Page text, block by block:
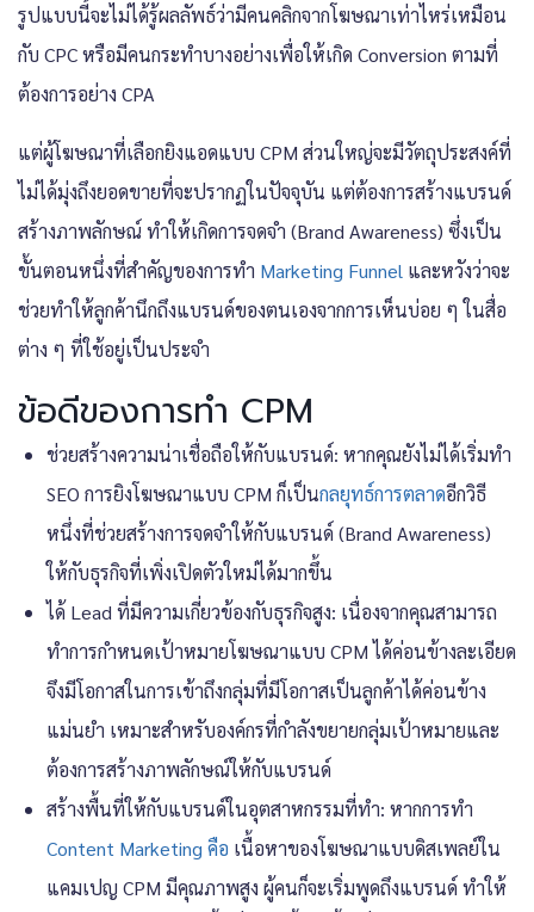
รูปแบบนี้จะไม่ได้รู้ผลลัพธ์ว่ามีคนคลิกจากโฆษณาเท่าไหร่เหมือน
กับ CPC หรือมีคนกระทำบางอย่างเพื่อให้เกิด Conversion ตามที่
ต้องการอย่าง CPA
แต่ผู้โฆษณาที่เลือกยิงแอดแบบ CPM ส่วนใหญ่จะมีวัตถุประสงค์ที่
ไม่ได้มุ่งถึงยอดขายที่จะปรากฏในปัจจุบัน แต่ต้องการสร้างแบรนด์
สร้างภาพลักษณ์ ทำให้เกิดการจดจำ (Brand Awareness) ซึ่งเป็น
ขั้นตอนหนึ่งที่สำคัญของการทำ Marketing Funnel และหวังว่าจะ
ช่วยทำให้ลูกค้านึกถึงแบรนด์ของตนเองจากการเห็นบ่อย ๆ ในสื่อ
ต่าง ๆ ที่ใช้อยู่เป็นประจำ
ข้อดีของการทำ CPM
ช่วยสร้างความน่าเชื่อถือให้กับแบรนด์: หากคุณยังไม่ได้เริ่มทำ
SEO การยิงโฆษณาแบบ CPM ก็เป็นกลยุทธ์การตลาดอีกวิธี
หนึ่งที่ช่วยสร้างการจดจำให้กับแบรนด์ (Brand Awareness)
ให้กับธุรกิจที่เพิ่งเปิดตัวใหม่ได้มากขึ้น
ได้ Lead ที่มีความเกี่ยวข้องกับธุรกิจสูง: เนื่องจากคุณสามารถ
ทำการกำหนดเป้าหมายโฆษณาแบบ CPM ได้ค่อนข้างละเอียด
จึงมีโอกาสในการเข้าถึงกลุ่มที่มีโอกาสเป็นลูกค้าได้ค่อนข้าง
แม่นยำ เหมาะสำหรับองค์กรที่กำลังขยายกลุ่มเป้าหมายและ
ต้องการสร้างภาพลักษณ์ให้กับแบรนด์
สร้างพื้นที่ให้กับแบรนด์ในอุตสาหกรรมที่ทำ: หากการทำ
Content Marketing คือ เนื้อหาของโฆษณาแบบดิสเพลย์ใน
แคมเปญ CPM มีคุณภาพสูง ผู้คนก็จะเริ่มพูดถึงแบรนด์ ทำให้